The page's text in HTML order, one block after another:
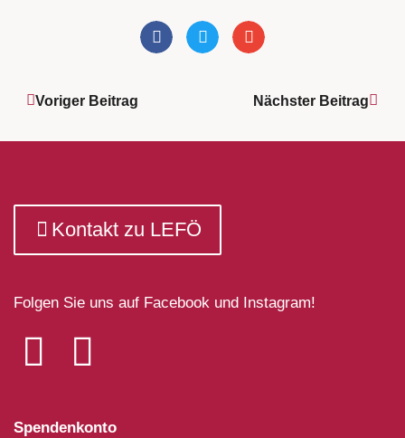
Voriger Beitrag Nächster Beitrag
Kontakt zu LEFÖ
Folgen Sie uns auf Facebook und Instagram!
Spendenkonto